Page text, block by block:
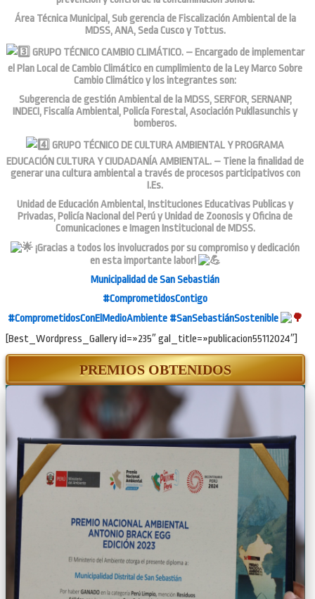
Área Técnica Municipal, Sub gerencia de Fiscalización Ambiental de la
MDSS, ANA, Seda Cusco y Tottus.
GRUPO TÉCNICO CAMBIO CLIMÁTICO. – Encargado de implementar
el Plan Local de Cambio Climático en cumplimiento de la Ley Marco Sobre
Cambio Climático y los integrantes son:
Subgerencia de gestión Ambiental de la MDSS, SERFOR, SERNANP,
INDECI, Fiscalía Ambiental, Policía Forestal, Asociación Pukllasunchis y
bomberos.
GRUPO TÉCNICO DE CULTURA AMBIENTAL Y PROGRAMA
EDUCACIÓN CULTURA Y CIUDADANÍA AMBIENTAL. – Tiene la finalidad de
generar una cultura ambiental a través de procesos participativos con
I.Es.
Unidad de Educación Ambiental, Instituciones Educativas Publicas y
Privadas, Policía Nacional del Perú y Unidad de Zoonosis y Oficina de
Comunicaciones e Imagen Institucional de MDSS.
¡Gracias a todos los involucrados por su compromiso y dedicación
en esta importante labor!
Municipalidad de San Sebastián
#ComprometidosContigo
#ComprometidosConElMedioAmbiente #SanSebastiánSostenible
[Best_Wordpress_Gallery id=»235″ gal_title=»publicacion55112024″]
PREMIOS OBTENIDOS